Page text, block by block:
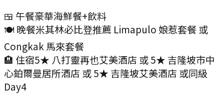
🍱 午餐豪華海鮮餐+飲料
🍽️ 晚餐米其林必比登推薦 Limapulo 娘惹套餐 或
Congkak 馬來套餐
🏨 住宿5★ 八打靈再也艾美酒店 或 5★ 吉隆坡市中
心鉑爾曼居所酒店 或 5★ 吉隆坡艾美酒店 或同級
Day4